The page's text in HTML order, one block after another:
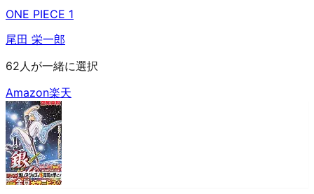
ONE PIECE 1
尾田 栄一郎
62人が一緒に選択
Amazon楽天